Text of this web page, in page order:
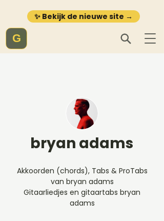
✨ Bekijk de nieuwe site →
G
bryan adams
Akkoorden (chords), Tabs & ProTabs
van bryan adams
Gitaarliedjes en gitaartabs bryan
adams